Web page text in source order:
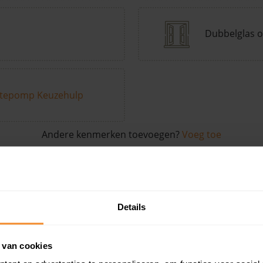
Details
cookies
Dubbelglas
Keuzehulp
Andere kenmerken toevoegen? Voeg toe
de buurt